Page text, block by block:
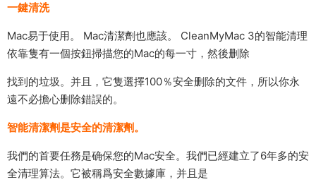
一鍵清洗
Mac易于使用。 Mac清潔劑也應該。 CleanMyMac 3的智能清理
依靠隻有一個按鈕掃描您的Mac的每一寸，然後删除
找到的垃圾。并且，它隻選擇100％安全删除的文件，所以你永
遠不必擔心删除錯誤的。
智能清潔劑是安全的清潔劑。
我們的首要任務是确保您的Mac安全。我們已經建立了6年多的安
全清理算法。它被稱爲安全數據庫，并且是